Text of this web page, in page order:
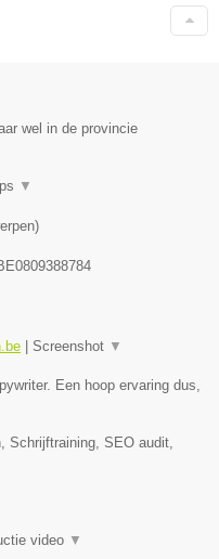
wel in de provincie
▼
)
| Screenshot ▼
Een hoop ervaring dus,
Schrijftraining, SEO audit,
video ▼